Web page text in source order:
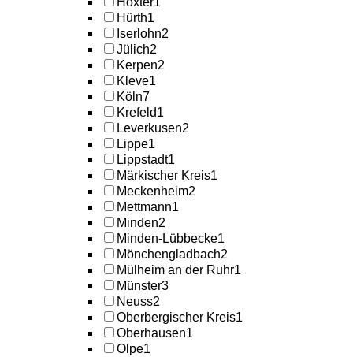
Hürth1
Iserlohn2
Jülich2
Kerpen2
Kleve1
Köln7
Krefeld1
Leverkusen2
Lippe1
Lippstadt1
Märkischer Kreis1
Meckenheim2
Mettmann1
Minden2
Minden-Lübbecke1
Mönchengladbach2
Mülheim an der Ruhr1
Münster3
Neuss2
Oberbergischer Kreis1
Oberhausen1
Olpe1